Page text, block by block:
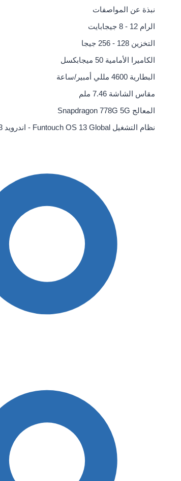
نبذة عن المواصفات
الرام 12 - 8 جيجابايت
التخزين 128 - 256 جيجا
الكاميرا الأمامية 50 ميجابكسل
البطارية 4600 مللي أمبير/ساعة
مقاس الشاشة 7.46 ملم
المعالج Snapdragon 778G 5G
نظام التشغيل Funtouch OS 13 Global - اندرويد 13